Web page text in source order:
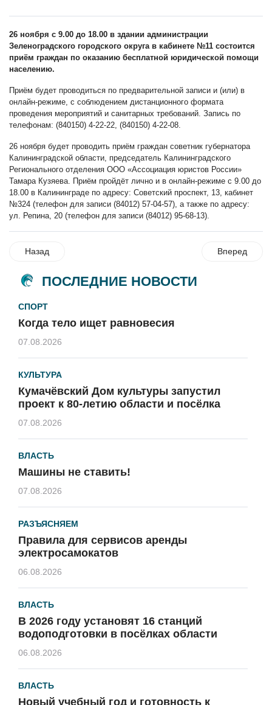
26 ноября с 9.00 до 18.00 в здании администрации
Зеленоградского городского округа в кабинете №11 состоится
приём граждан по оказанию бесплатной юридической помощи
населению.
Приём будет проводиться по предварительной записи и (или) в
онлайн-режиме, с соблюдением дистанционного формата
проведения мероприятий и санитарных требований. Запись по
телефонам: (840150) 4-22-22, (840150) 4-22-08.
26 ноября будет проводить приём граждан советник губернатора
Калининградской области, председатель Калининградского
Регионального отделения ООО «Ассоциация юристов России»
Тамара Кузяева. Приём пройдёт лично и в онлайн-режиме с 9.00 до
18.00 в Калининграде по адресу: Советский проспект, 13, кабинет
№324 (телефон для записи (84012) 57-04-57), а также по адресу:
ул. Репина, 20 (телефон для записи (84012) 95-68-13).
Назад Вперед
ПОСЛЕДНИЕ НОВОСТИ
СПОРТ
Когда тело ищет равновесия
07.08.2026
КУЛЬТУРА
Кумачёвский Дом культуры запустил
проект к 80-летию области и посёлка
07.08.2026
ВЛАСТЬ
Машины не ставить!
07.08.2026
РАЗЪЯСНЯЕМ
Правила для сервисов аренды
электросамокатов
06.08.2026
ВЛАСТЬ
В 2026 году установят 16 станций
водоподготовки в посёлках области
06.08.2026
ВЛАСТЬ
Новый учебный год и готовность к